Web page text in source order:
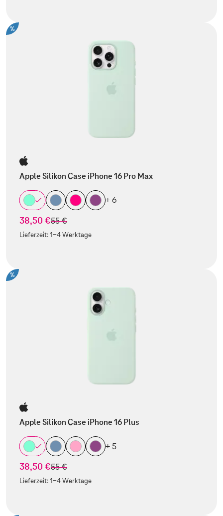
%
Apple Silikon Case iPhone 16 Pro Max
+ 6
38,50 €statt
55 €
Lieferzeit:1-4 Werktage
%
Apple Silikon Case iPhone 16 Plus
+ 5
38,50 €statt
55 €
Lieferzeit:1-4 Werktage